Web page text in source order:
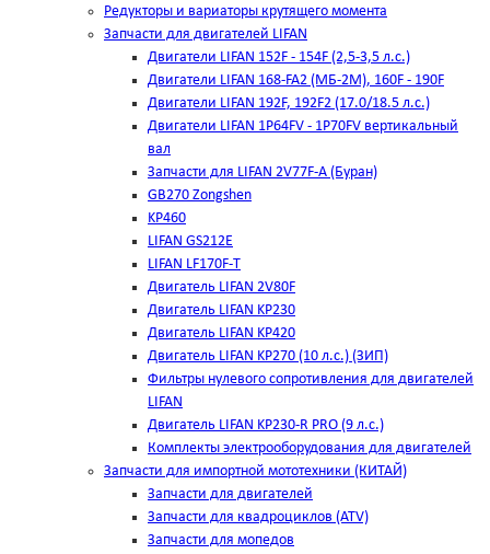
Редукторы и вариаторы крутящего момента
Запчасти для двигателей LIFAN
Двигатели LIFAN 152F - 154F (2,5-3,5 л.с.)
Двигатели LIFAN 168-FA2 (МБ-2М), 160F - 190F
Двигатели LIFAN 192F, 192F2 (17.0/18.5 л.с.)
Двигатели LIFAN 1Р64FV - 1Р70FV вертикальный
вал
Запчасти для LIFAN 2V77F-A (Буран)
GB270 Zongshen
KP460
LIFAN GS212E
LIFAN LF170F-T
Двигатель LIFAN 2V80F
Двигатель LIFAN KP230
Двигатель LIFAN KP420
Двигатель LIFAN KP270 (10 л.с.) (ЗИП)
Фильтры нулевого сопротивления для двигателей
LIFAN
Двигатель LIFAN KP230-R PRO (9 л.с.)
Комплекты электрооборудования для двигателей
Запчасти для импортной мототехники (КИТАЙ)
Запчасти для двигателей
Запчасти для квадроциклов (ATV)
Запчасти для мопедов